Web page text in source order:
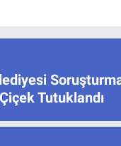
Tutuklandı